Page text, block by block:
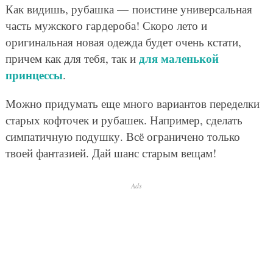
Как видишь, рубашка — поистине универсальная
часть мужского гардероба! Скоро лето и
оригинальная новая одежда будет очень кстати,
причем как для тебя, так и для маленькой
принцессы.
Можно придумать еще много вариантов переделки
старых кофточек и рубашек. Например, сделать
симпатичную подушку. Всё ограничено только
твоей фантазией. Дай шанс старым вещам!
Ads